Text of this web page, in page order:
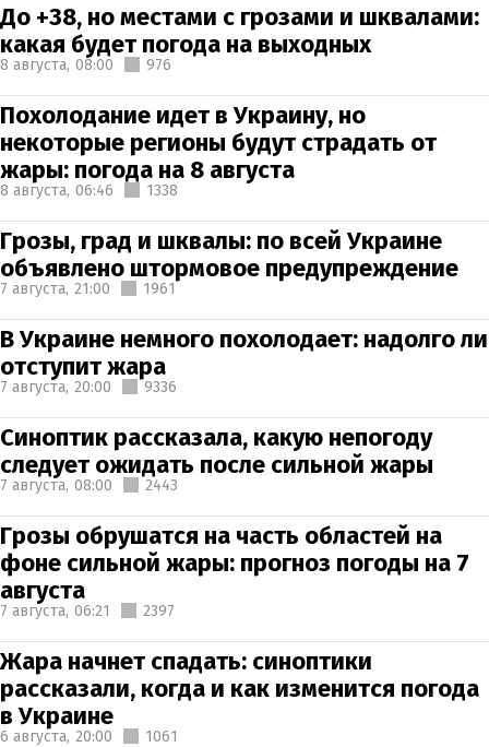
До +38, но местами с грозами и шквалами:
какая будет погода на выходных
8 августа, 08:00 976
Похолодание идет в Украину, но
некоторые регионы будут страдать от
жары: погода на 8 августа
8 августа, 06:46 1338
Грозы, град и шквалы: по всей Украине
объявлено штормовое предупреждение
7 августа, 21:00 1961
В Украине немного похолодает: надолго ли
отступит жара
7 августа, 20:00 9336
Синоптик рассказала, какую непогоду
следует ожидать после сильной жары
7 августа, 08:00 2443
Грозы обрушатся на часть областей на
фоне сильной жары: прогноз погоды на 7
августа
7 августа, 06:21 2397
Жара начнет спадать: синоптики
рассказали, когда и как изменится погода
в Украине
6 августа, 20:00 1061